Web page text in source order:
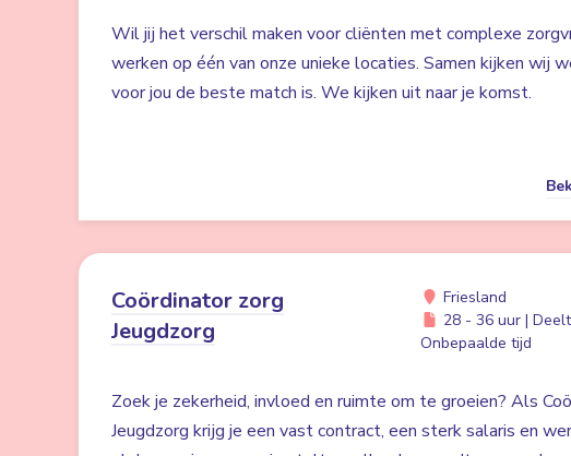
Wil jij het verschil maken voor cliënten met complexe
werken op één van onze unieke locaties. Samen kijken wij
voor jou de beste match is. We kijken uit naar je komst.
Coördinator zorg
Jeugdzorg
Friesland
28 - 36 uur |
Onbepaalde tijd
Zoek je zekerheid, invloed en ruimte om te groeien? Als
Jeugdzorg krijg je een vast contract, een sterk salaris en